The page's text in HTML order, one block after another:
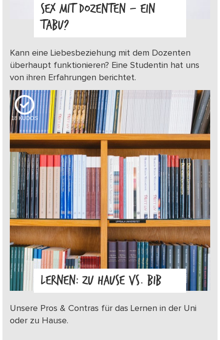
SEX MIT DOZENTEN – EIN
TABU?
Kann eine Liebesbeziehung mit dem Dozenten
überhaupt funktionieren? Eine Studentin hat uns
von ihren Erfahrungen berichtet.
18 KUDOS
LERNEN: ZU HAUSE VS. BIB
Unsere Pros & Contras für das Lernen in der Uni
oder zu Hause.